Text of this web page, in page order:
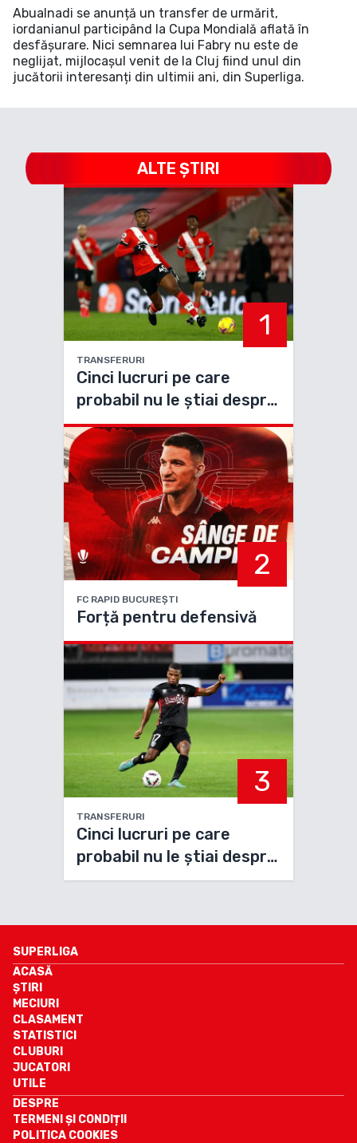
Abualnadi se anunță un transfer de urmărit,
iordanianul participând la Cupa Mondială aflată în
desfășurare. Nici semnarea lui Fabry nu este de
neglijat, mijlocașul venit de la Cluj fiind unul din
jucătorii interesanți din ultimii ani, din Superliga.
ALTE ȘTIRI
1
TRANSFERURI
Cinci lucruri pe care
probabil nu le știai despre
noul jucător al Petrolului,
Dan Nlundulu
2
FC RAPID BUCUREȘTI
Forță pentru defensivă
3
TRANSFERURI
Cinci lucruri pe care
probabil nu le știai despre
noul jucător de la FCSB,
SUPERLIGA
ACASĂ
ȘTIRI
MECIURI
CLASAMENT
STATISTICI
CLUBURI
JUCATORI
UTILE
DESPRE
TERMENI ȘI CONDIȚII
POLITICA COOKIES